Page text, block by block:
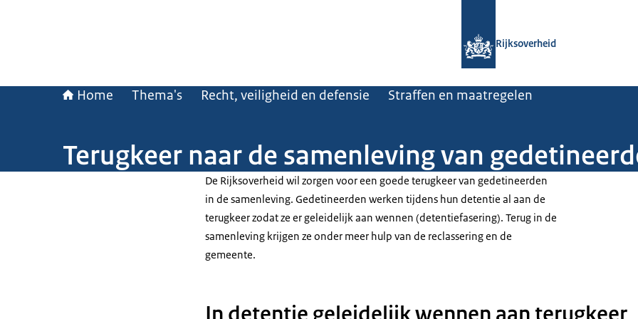
Rijksoverheid
Home Thema's Recht, veiligheid en defensie Straffen en maatregelen
Terugkeer naar de samenleving van
De Rijksoverheid wil zorgen voor een goede terugkeer van gedetineerden
in de samenleving. Gedetineerden werken tijdens hun detentie al aan de
terugkeer zodat ze er geleidelijk aan wennen (detentiefasering). Terug in de
samenleving krijgen ze onder meer hulp van de reclassering en de
gemeente.